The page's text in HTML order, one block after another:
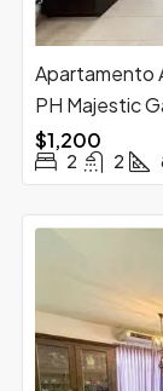
Apartamento
PH Majestic
$1,200
2 2